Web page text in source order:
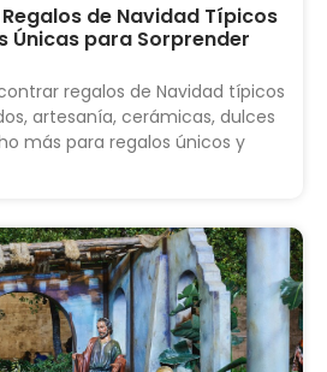
de Navidad Típicos
Únicas para Sorprender
regalos de Navidad típicos
artesanía, cerámicas, dulces
más para regalos únicos y